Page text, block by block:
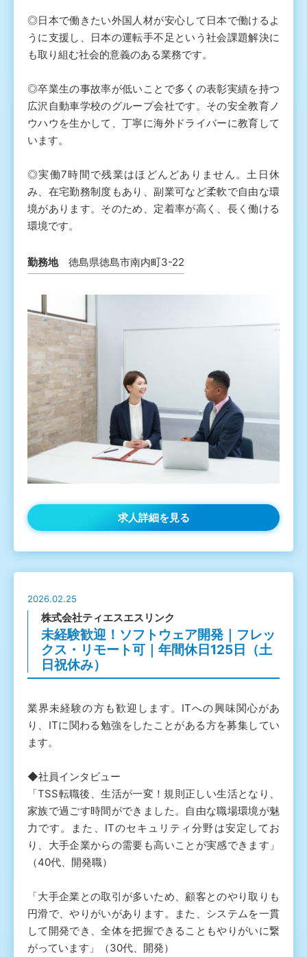
◎日本で働きたい外国人材が安心して日本で働けるよ
うに支援し、日本の運転手不足という社会課題解決に
も取り組む社会的意義のある業務です。
◎卒業生の事故率が低いことで多くの表彰実績を持つ
広沢自動車学校のグループ会社です。その安全教育ノ
ウハウを生かして、丁寧に海外ドライバーに教育して
います。
◎実働7時間で残業はほどんどありません。土日休
み、在宅勤務制度もあり、副業可など柔軟で自由な環
境があります。そのため、定着率が高く、長く働ける
環境です。
勤務地 徳島県徳島市南内町3-22
求人詳細を見る
2026.02.25
株式会社ティエスエスリンク
未経験歓迎！ソフトウェア開発｜フレッ
クス・リモート可｜年間休日125日（土
日祝休み）
業界未経験の方も歓迎します。ITへの興味関心があ
り、ITに関わる勉強をしたことがある方を募集してい
ます。
◆社員インタビュー
「TSS転職後、生活が一変！規則正しい生活となり、
家族で過ごす時間ができました。自由な職場環境が魅
力です。また、ITのセキュリティ分野は安定してお
り、大手企業からの需要も高いことが実感できます」
（40代、開発職）
「大手企業との取引が多いため、顧客とのやり取りも
円滑で、やりがいがあります。また、システムを一貫
して開発でき、全体を把握できることもやりがいに繋
がっています」（30代、開発）